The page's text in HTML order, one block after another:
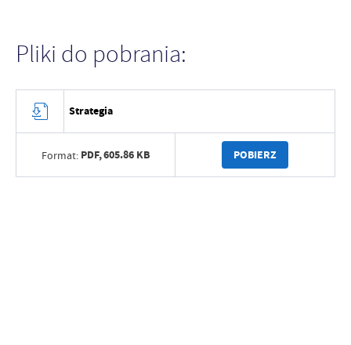
Pliki do pobrania:
Strategia
Format: PDF,605.86 KB POBIERZ